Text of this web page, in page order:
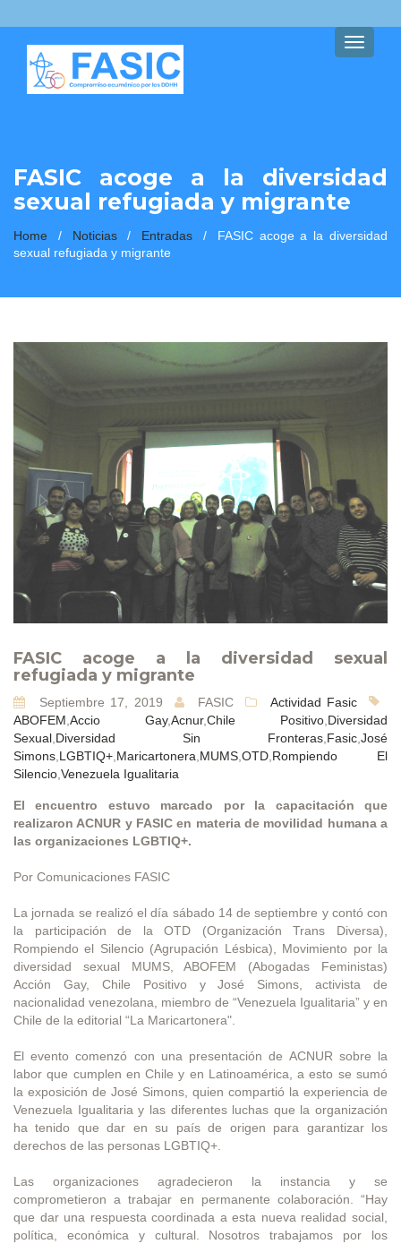
Toggle
FASIC acoge a la diversidad
sexual refugiada y migrante
Home / Noticias / Entradas /
FASIC acoge a la diversidad
sexual refugiada y migrante
FASIC acoge a la diversidad sexual
refugiada y migrante
Septiembre 17, 2019 FASIC
Actividad Fasic
ABOFEM Accio Gay,Acnur,Chile Positivo Diversidad
Sexual Diversidad Sin Fronteras Fasic José
Simons LGBTIQ+ Maricartonera MUMS OTD Rompiendo El
Silencio Venezuela Igualitaria
El encuentro estuvo marcado por la capacitación que
realizaron ACNUR y FASIC en materia de movilidad humana a
las organizaciones LGBTIQ+.
Por Comunicaciones FASIC
La jornada se realizó el día sábado 14 de septiembre y contó con
la participación de la OTD (Organización Trans Diversa),
Rompiendo el Silencio (Agrupación Lésbica), Movimiento por la
diversidad sexual MUMS, ABOFEM (Abogadas Feministas)
Acción Gay, Chile Positivo y José Simons, activista de
nacionalidad venezolana, miembro de “Venezuela Igualitaria” y en
Chile de la editorial “La Maricartonera".
El evento comenzó con una presentación de ACNUR sobre la
labor que cumplen en Chile y en Latinoamérica, a esto se sumó
la exposición de José Simons, quien compartió la experiencia de
Venezuela Igualitaria y las diferentes luchas que la organización
ha tenido que dar en su país de origen para garantizar los
derechos de las personas LGBTIQ+.
Las organizaciones agradecieron la instancia y se
comprometieron a trabajar en permanente colaboración. “Hay
que dar una respuesta coordinada a esta nueva realidad social,
política, económica y cultural. Nosotros trabajamos por los